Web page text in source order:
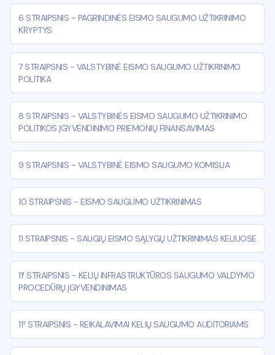
6 STRAIPSNIS - PAGRINDINĖS EISMO SAUGUMO UŽTIKRINIMO
KRYPTYS
7 STRAIPSNIS - VALSTYBINĖ EISMO SAUGUMO UŽTIKRINIMO
POLITIKA
8 STRAIPSNIS - VALSTYBINĖS EISMO SAUGUMO UŽTIKRINIMO
POLITIKOS ĮGYVENDINIMO PRIEMONIŲ FINANSAVIMAS
9 STRAIPSNIS - VALSTYBINĖ EISMO SAUGUMO KOMISIJA
10 STRAIPSNIS - EISMO SAUGUMO UŽTIKRINIMAS
11 STRAIPSNIS - SAUGIŲ EISMO SĄLYGŲ UŽTIKRINIMAS KELIUOSE
11¹ STRAIPSNIS - KELIŲ INFRASTRUKTŪROS SAUGUMO VALDYMO
PROCEDŪRŲ ĮGYVENDINIMAS
11² STRAIPSNIS - REIKALAVIMAI KELIŲ SAUGUMO AUDITORIAMS